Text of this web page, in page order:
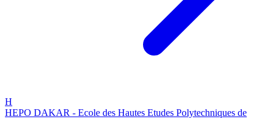
H
HEPO DAKAR - Ecole des Hautes Etudes Polytechniques de